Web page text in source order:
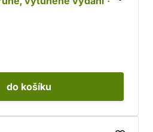
do košíku